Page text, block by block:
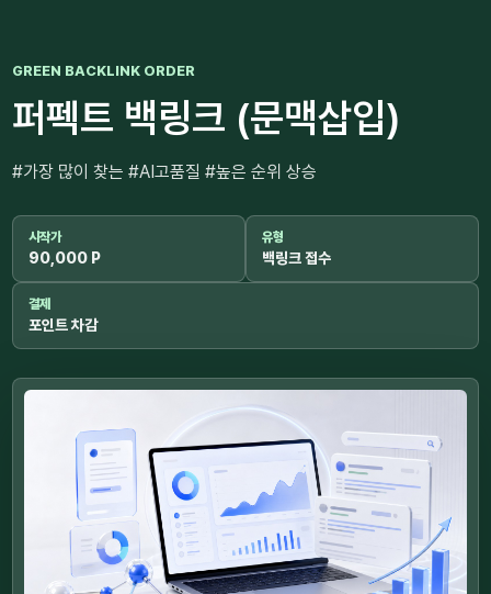
GREEN BACKLINK ORDER
퍼펙트 백링크 (문맥삽입)
#가장 많이 찾는 #AI고품질 #높은 순위 상승
시작가
90,000 P
유형
백링크 접수
결제
포인트 차감